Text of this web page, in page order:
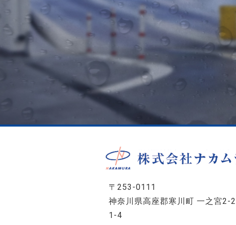
〒253-0111
神奈川県高座郡寒川町 一之宮2-2
1-4